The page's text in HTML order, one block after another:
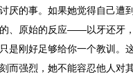
厌的事。如果她觉得自己遭
、原始的反应――以牙还牙
是刚好足够给你一个教训。
而强烈，她不能容忍他人对